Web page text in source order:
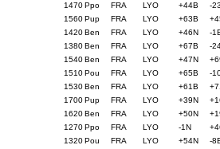
1470Ppo FRA LYO +44B
-
1560Pup FRA LYO +63B
1420Ben FRA LYO +46N
-
1380Ben FRA LYO +67B
-
1540Ben FRA LYO +47N
1510Pou FRA LYO +65B
-
1530Ben FRA LYO +61B
1700Pup FRA LYO +39N
1620Ben FRA LYO +50N
1270Ppo FRA LYO -1N
1320Pou FRA LYO +54N
-